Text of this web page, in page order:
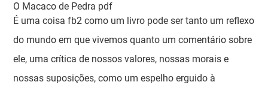
O Macaco de Pedra pdf
É uma coisa fb2 como um livro pode ser tanto um reflexo
do mundo em que vivemos quanto um comentário sobre
ele, uma crítica de nossos valores, nossas morais e
nossas suposições, como um espelho erguido à